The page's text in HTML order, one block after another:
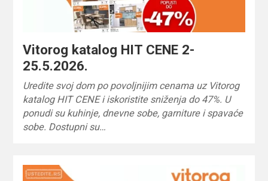
Vitorog katalog HIT CENE 2-
25.5.2026.
Uredite svoj dom po povoljnijim cenama uz Vitorog
katalog HIT CENE i iskoristite sniženja do 47%. U
ponudi su kuhinje, dnevne sobe, garniture i spavaće
sobe. Dostupni su…